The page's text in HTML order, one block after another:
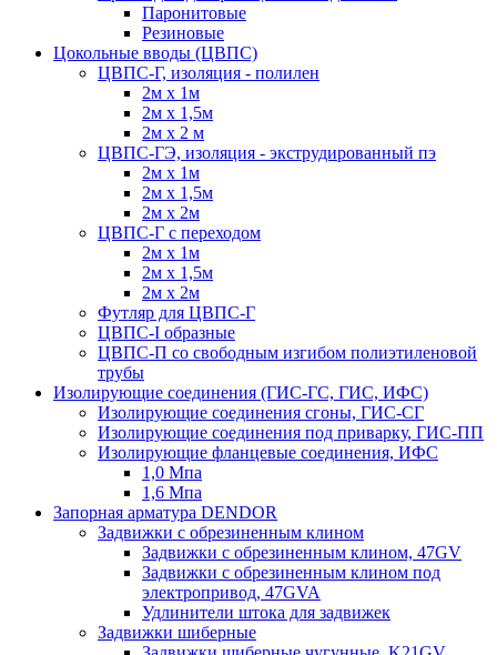
Паронитовые
Резиновые
Цокольные вводы (ЦВПС)
ЦВПС-Г, изоляция - полилен
2м х 1м
2м х 1,5м
2м х 2 м
ЦВПС-ГЭ, изоляция - экструдированный пэ
2м х 1м
2м х 1,5м
2м х 2м
ЦВПС-Г с переходом
2м х 1м
2м х 1,5м
2м х 2м
Футляр для ЦВПС-Г
ЦВПС-I образные
ЦВПС-П со свободным изгибом полиэтиленовой
трубы
Изолирующие соединения (ГИС-ГС, ГИС, ИФС)
Изолирующие соединения сгоны, ГИС-СГ
Изолирующие соединения под приварку, ГИС-ПП
Изолирующие фланцевые соединения, ИФС
1,0 Мпа
1,6 Мпа
Запорная арматура DENDOR
Задвижки c обрезиненным клином
Задвижки с обрезиненным клином, 47GV
Задвижки с обрезиненным клином под
электропривод, 47GVA
Удлинители штока для задвижек
Задвижки шиберные